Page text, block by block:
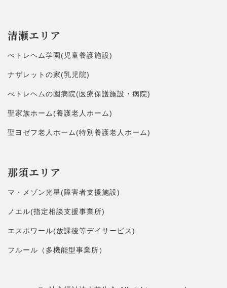
清瀬エリア
べトレヘム学園(児童養護施設)
ナザレットの家(乳児院)
べトレヘムの園病院(医療保護施設・病院)
聖家族ホーム(養護老人ホーム)
聖ヨゼフ老人ホーム(特別養護老人ホーム)
那須エリア
マ・メゾン光星(障害者支援施設)
ノエル(指定相談支援事業所)
エスポワール(放課後等デイサービス)
フルール（多機能型事業所）